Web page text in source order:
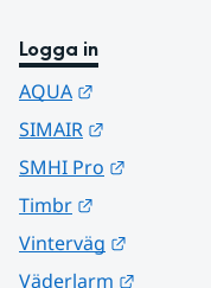
Logga in
AQUA
SIMAIR
SMHI Pro
Timbr
Vinterväg
Väderlarm